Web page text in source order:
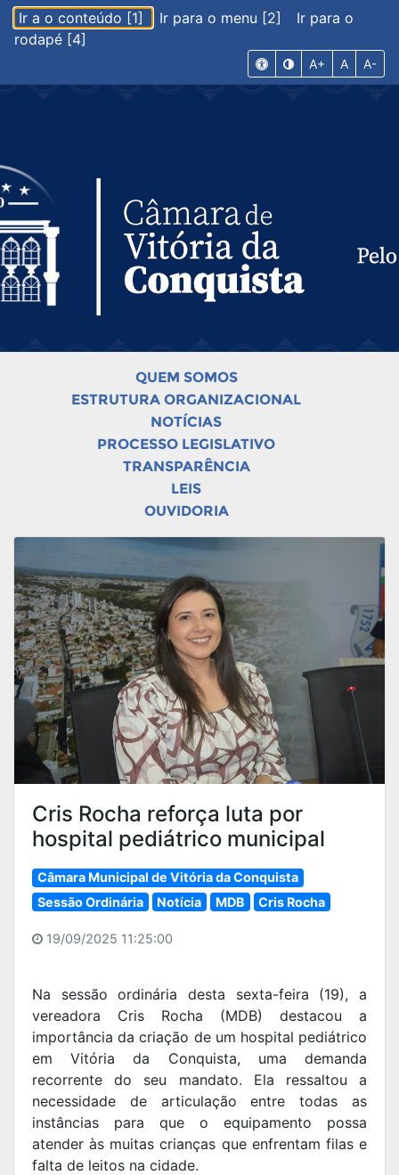
Ir a o conteúdo [1] Ir para o menu [2]
Ir para o
rodapé [4]
A+ A A-
QUEM SOMOS
ESTRUTURA ORGANIZACIONAL
NOTÍCIAS
PROCESSO LEGISLATIVO
TRANSPARÊNCIA
LEIS
OUVIDORIA
Cris Rocha reforça luta por
hospital pediátrico municipal
Câmara Municipal de Vitória da Conquista
Sessão Ordinária
Notícia MDB Cris Rocha
19/09/2025 11:25:00
Na sessão ordinária desta sexta-feira (19), a
vereadora Cris Rocha (MDB) destacou a
importância da criação de um hospital pediátrico
em Vitória da Conquista, uma demanda
recorrente do seu mandato. Ela ressaltou a
necessidade de articulação entre todas as
instâncias para que o equipamento possa
atender às muitas crianças que enfrentam filas e
falta de leitos na cidade.